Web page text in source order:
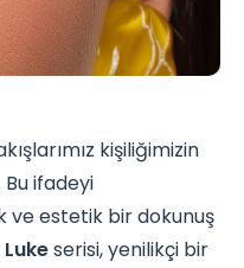
kişiliğimizin
ifadeyi
ve estetik bir dokunuş
serisi, yenilikçi bir